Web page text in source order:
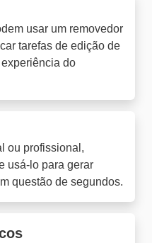
usar um removedor
tarefas de edição de
do
ou profissional,
usá-lo para gerar
questão de segundos.